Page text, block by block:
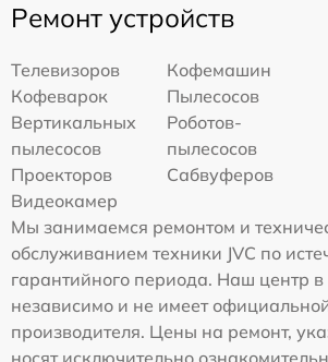
Ремонт устройств
Телевизоров
Кофемашин
Кофеварок
Пылесосов
Вертикальных
пылесосов
Роботов-
пылесосов
Проекторов
Сабвуферов
Видеокамер
Мы занимаемся ремонтом и
обслуживанием техники JVC по
гарантийного периода. Наш центр
независимо и не имеет
производителя. Цены на ремонт,
носят исключительно